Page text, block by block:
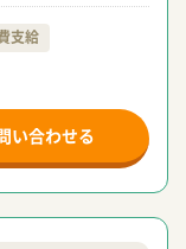
支給
い合わせる